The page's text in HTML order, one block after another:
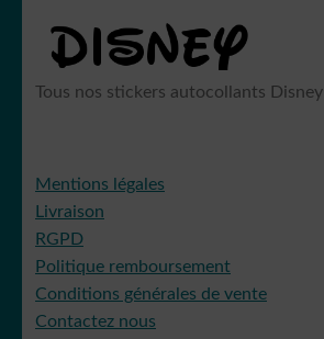
Tous nos stickers autocollants Disney
Mentions légales
Livraison
RGPD
Politique remboursement
Conditions générales de vente
Contactez nous